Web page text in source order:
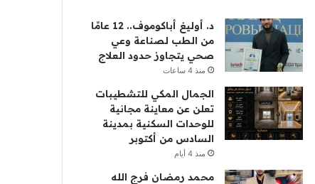
د. أوليغ أباكوموف.. 12 عامًا
من الطب لصناعة وعي
صحي يتجاوز حدود العلاج
منذ 4 ساعات
الجمال المكي للتشطيبات
تعلن عن معاينة مجانية
للوحدات السكنية بمدينة
السادس من أكتوبر
منذ 4 أيام
محمد رمضان فرج الله